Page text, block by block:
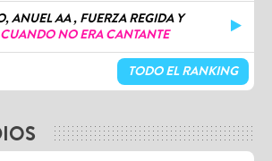
ANUEL AA , FUERZA REGIDA Y
CUANDO NO ERA CANTANTE
TODO EL RANKING